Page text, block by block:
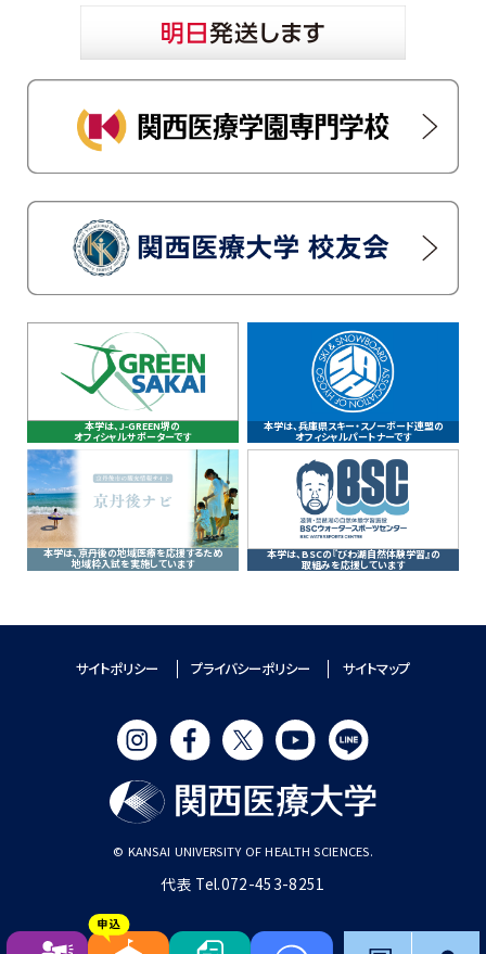
本学は、J-GREEN堺の
オフィシャルサポーターです
本学は、兵庫県スキー・スノーボード連盟の
オフィシャルパートナーです
本学は、京丹後の地域医療を応援するため
地域枠入試を実施しています
本学は、BSCの『びわ湖自然体験学習』の
取組みを応援しています
サイトポリシー プライバシーポリシー サイトマップ
© KANSAI UNIVERSITY OF HEALTH SCIENCES.
代表 Tel.072-453-8251